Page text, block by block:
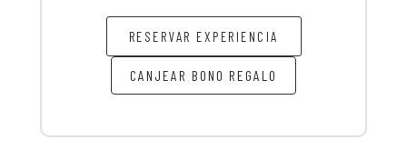
RESERVAR EXPERIENCIA
CANJEAR BONO REGALO